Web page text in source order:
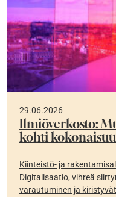
29.06.2026
Ilmiöverkosto:
kohti
Kiinteistö- ja
Digitalisaatio, vihreä
varautuminen ja